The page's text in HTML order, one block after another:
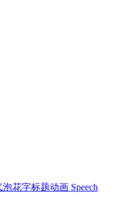
花字标题动画 Speech